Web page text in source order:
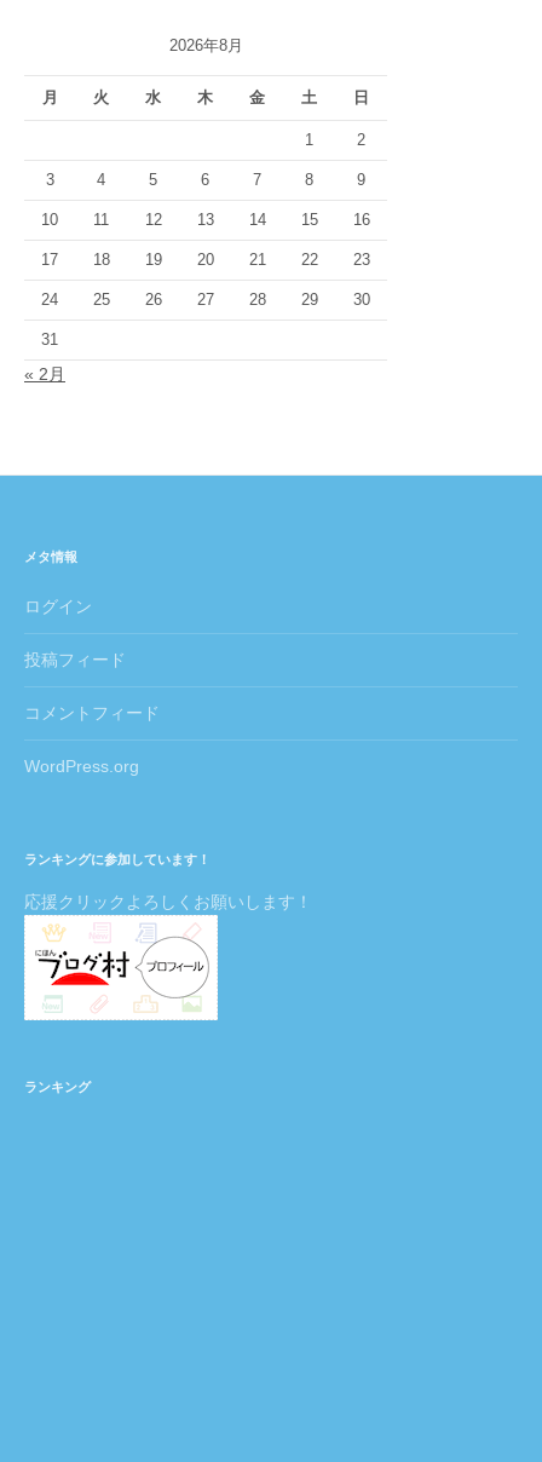
2026年8月
月 火 水 木 金 土 日
1 2
3 4 5 6 7 8 9
10 11 12 13 14 15 16
17 18 19 20 21 22 23
24 25 26 27 28 29 30
31
« 2月
メタ情報
ログイン
投稿フィード
コメントフィード
WordPress.org
ランキングに参加しています！
応援クリックよろしくお願いします！
ランキング